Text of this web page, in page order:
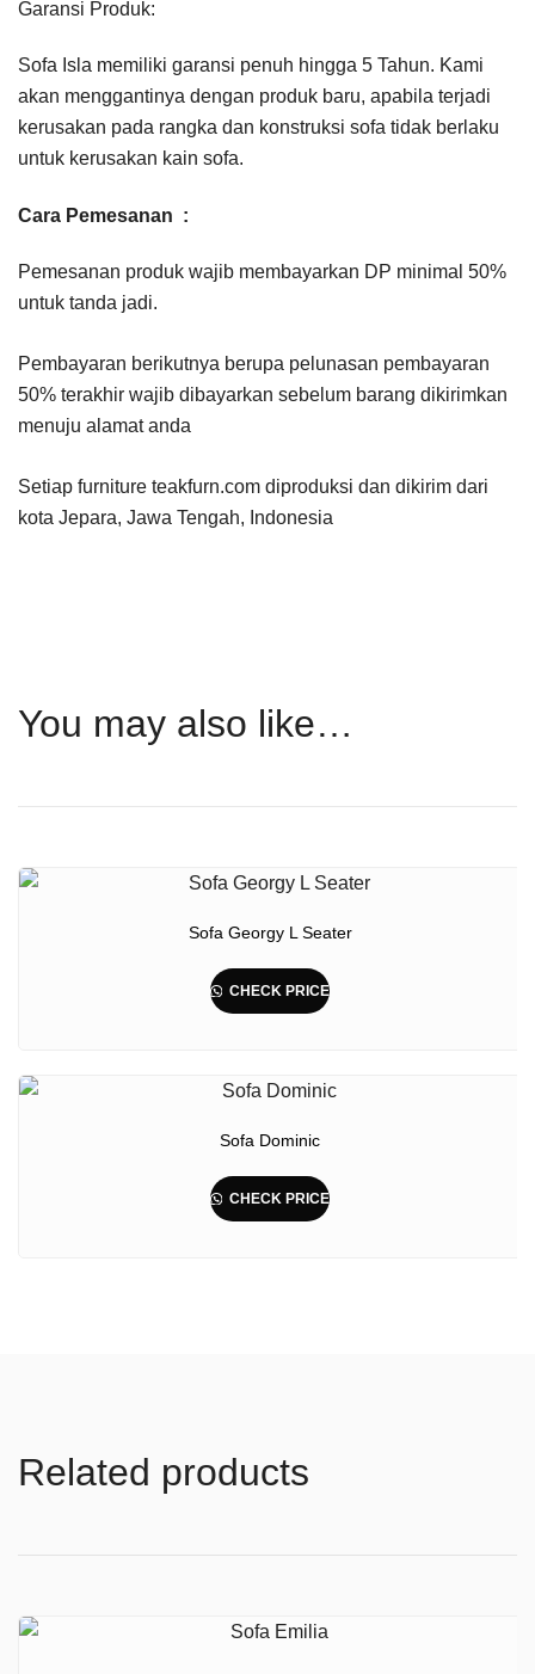
Garansi Produk:
Sofa Isla memiliki garansi penuh hingga 5 Tahun. Kami
akan menggantinya dengan produk baru, apabila terjadi
kerusakan pada rangka dan konstruksi sofa tidak berlaku
untuk kerusakan kain sofa.
Cara Pemesanan :
Pemesanan produk wajib membayarkan DP minimal 50%
untuk tanda jadi.
Pembayaran berikutnya berupa pelunasan pembayaran
50% terakhir wajib dibayarkan sebelum barang dikirimkan
menuju alamat anda
Setiap furniture teakfurn.com diproduksi dan dikirim dari
kota Jepara, Jawa Tengah, Indonesia
You may also like…
Sofa Georgy L Seater
CHECK PRICE
Sofa Dominic
CHECK PRICE
Related products